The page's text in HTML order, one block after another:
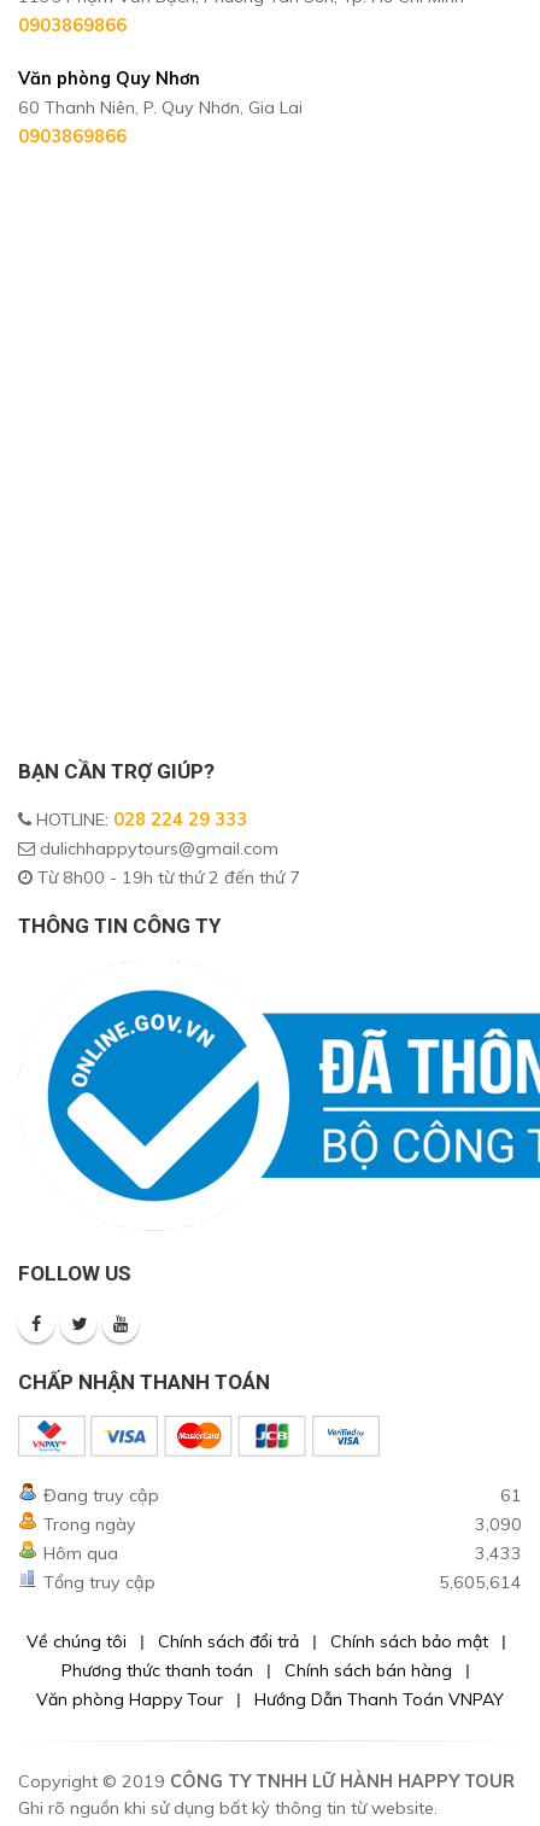
0903869866
Văn phòng Quy Nhơn
60 Thanh Niên, P. Quy Nhơn, Gia Lai
0903869866
BẠN CẦN TRỢ GIÚP?
HOTLINE: 028 224 29 333
dulichhappytours@gmail.com
Từ 8h00 - 19h từ thứ 2 đến thứ 7
THÔNG TIN CÔNG TY
FOLLOW US
CHẤP NHẬN THANH TOÁN
Đang truy cập
61
Trong ngày
3,090
Hôm qua
3,433
Tổng truy cập
5,605,614
Về chúng tôi Chính sách đổi trả
Chính sách bảo mật
Phương thức thanh toán
Chính sách bán hàng
Văn phòng Happy Tour
Hướng Dẫn Thanh Toán VNPAY
Copyright © 2019 CÔNG TY TNHH LỮ HÀNH HAPPY TOUR
Ghi rõ nguồn khi sử dụng bất kỳ thông tin từ website.